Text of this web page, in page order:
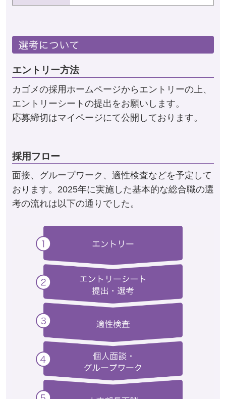
エントリー方法
カゴメの採用ホームページからエントリーの上、
エントリーシートの提出をお願いします。
応募締切はマイページにて公開しております。
採用フロー
面接、グループワーク、適性検査などを予定して
おります。2025年に実施した基本的な総合職の選
考の流れは以下の通りでした。